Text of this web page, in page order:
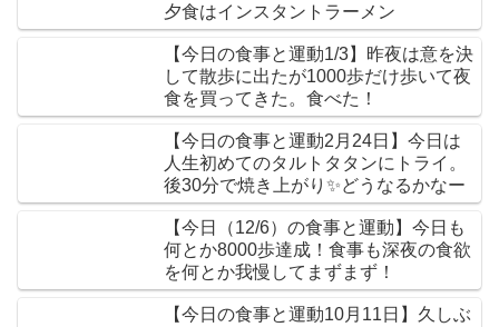
夕食はインスタントラーメン
【今日の食事と運動1/3】昨夜は意を決
して散歩に出たが1000歩だけ歩いて夜
食を買ってきた。食べた！
【今日の食事と運動2月24日】今日は
人生初めてのタルトタタンにトライ。
後30分で焼き上がり✨どうなるかなー
【今日（12/6）の食事と運動】今日も
何とか8000歩達成！食事も深夜の食欲
を何とか我慢してまずまず！
【今日の食事と運動10月11日】久しぶ